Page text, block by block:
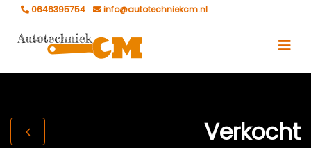
0646395754 info@autotechniekcm.nl
Verkocht